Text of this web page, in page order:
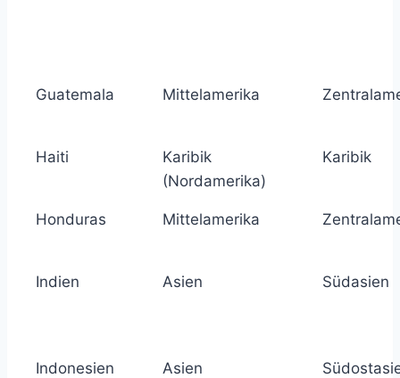
Guatemala Mittelamerika
Haiti
Karibik
(Nordamerika)
Karibik
Honduras Mittelamerika
Indien Asien Südasien
Indonesien Asien